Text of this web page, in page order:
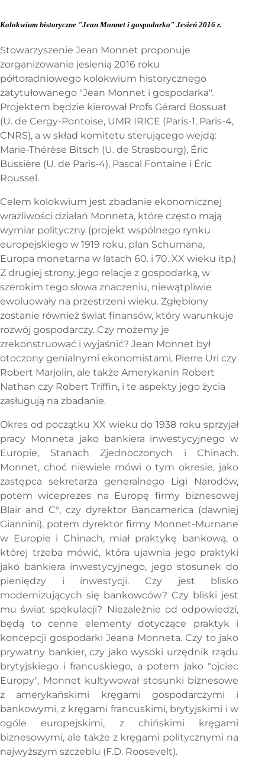
Kolokwium historyczne "Jean Monnet i gospodarka" Jesień 2016 r.
Stowarzyszenie Jean Monnet proponuje
zorganizowanie jesienią 2016 roku
półtoradniowego kolokwium historycznego
zatytułowanego "Jean Monnet i gospodarka".
Projektem będzie kierował Profs Gérard Bossuat
(U. de Cergy-Pontoise, UMR IRICE (Paris-1, Paris-4,
CNRS), a w skład komitetu sterującego wejdą:
Marie-Thérèse Bitsch (U. de Strasbourg), Éric
Bussière (U. de Paris-4), Pascal Fontaine i Éric
Roussel.
Celem kolokwium jest zbadanie ekonomicznej
wrażliwości działań Monneta, które często mają
wymiar polityczny (projekt wspólnego rynku
europejskiego w 1919 roku, plan Schumana,
Europa monetarna w latach 60. i 70. XX wieku itp.)
Z drugiej strony, jego relacje z gospodarką, w
szerokim tego słowa znaczeniu, niewątpliwie
ewoluowały na przestrzeni wieku. Zgłębiony
zostanie również świat finansów, który warunkuje
rozwój gospodarczy. Czy możemy je
zrekonstruować i wyjaśnić? Jean Monnet był
otoczony genialnymi ekonomistami, Pierre Uri czy
Robert Marjolin, ale także Amerykanin Robert
Nathan czy Robert Triffin, i te aspekty jego życia
zasługują na zbadanie.
Okres od początku XX wieku do 1938 roku sprzyjał
pracy Monneta jako bankiera inwestycyjnego w
Europie, Stanach Zjednoczonych i Chinach.
Monnet, choć niewiele mówi o tym okresie, jako
zastępca sekretarza generalnego Ligi Narodów,
potem wiceprezes na Europę firmy biznesowej
Blair and C°, czy dyrektor Bancamerica (dawniej
Giannini), potem dyrektor firmy Monnet-Murnane
w Europie i Chinach, miał praktykę bankową, o
której trzeba mówić, która ujawnia jego praktyki
jako bankiera inwestycyjnego, jego stosunek do
pieniędzy i inwestycji. Czy jest blisko
modernizujących się bankowców? Czy bliski jest
mu świat spekulacji? Niezależnie od odpowiedzi,
będą to cenne elementy dotyczące praktyk i
koncepcji gospodarki Jeana Monneta. Czy to jako
prywatny bankier, czy jako wysoki urzędnik rządu
brytyjskiego i francuskiego, a potem jako "ojciec
Europy", Monnet kultywował stosunki biznesowe
z amerykańskimi kręgami gospodarczymi i
bankowymi, z kręgami francuskimi, brytyjskimi i w
ogóle europejskimi, z chińskimi kręgami
biznesowymi, ale także z kręgami politycznymi na
najwyższym szczeblu (F.D. Roosevelt).